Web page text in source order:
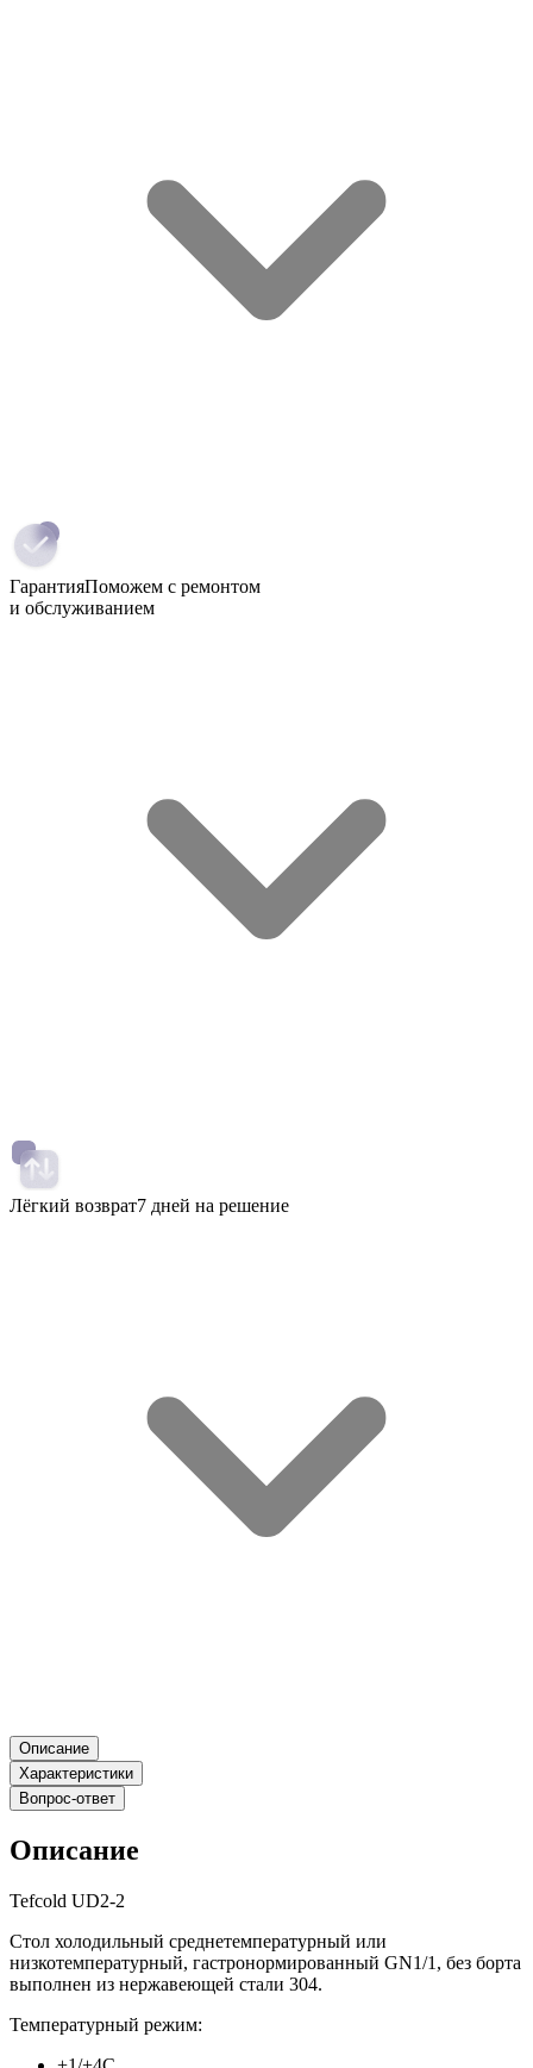
ГарантияПоможем с ремонтом
и обслуживанием
Лёгкий возврат7 дней на решение
Описание
Характеристики
Вопрос-ответ
Описание
Tefcold UD2-2
Стол холодильный среднетемпературный или
низкотемпературный, гастронормированный GN1/1, без борта
выполнен из нержавеющей стали 304.
Температурный режим: